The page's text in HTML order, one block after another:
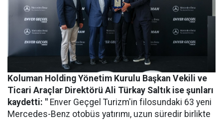
Koluman Holding Yönetim Kurulu Başkan Vekili ve
Ticari Araçlar Direktörü Ali Türkay Saltık ise şunları
kaydetti: " Enver Geçgel Turizm'in filosundaki 63 yeni
Mercedes-Benz otobüs yatırımı, uzun süredir birlikte